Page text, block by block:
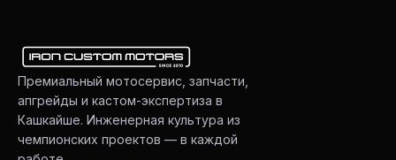
Премиальный мотосервис, запчасти,
апгрейды и кастом-экспертиза в
Кашкайше. Инженерная культура из
чемпионских проектов — в каждой